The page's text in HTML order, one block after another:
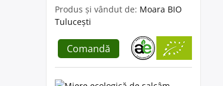
Produs și vândut de: Moara BIO
Tulucești
Comandă